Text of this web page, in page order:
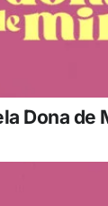
Dona de